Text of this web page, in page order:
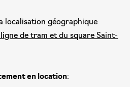
localisation géographique
de tram et du square Saint-
en location: